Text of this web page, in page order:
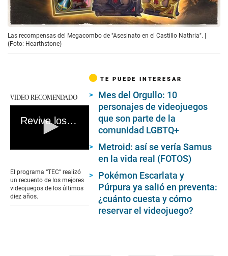
Las recompensas del Megacombo de "Asesinato en el Castillo Nathria". |
(Foto: Hearthstone)
VIDEO RECOMENDADO
Revive los mejores videojuegos de la última década
of
5
minutes,
33
El programa “TEC” realizó
un recuento de los mejores
videojuegos de los últimos
diez años.
TE PUEDE INTERESAR
Mes del Orgullo: 10
personajes de videojuegos
que son parte de la
comunidad LGBTQ+
Metroid: así se vería Samus
en la vida real (FOTOS)
Pokémon Escarlata y
Púrpura ya salió en preventa:
¿cuánto cuesta y cómo
reservar el videojuego?